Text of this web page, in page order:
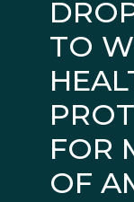
TO
FOR
OF